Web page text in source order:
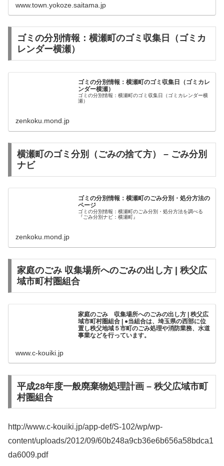
www.town.yokoze.saitama.jp
ゴミの分別情報：横瀬町のゴミ収集日（ゴミカ
レンダー横瀬）
ゴミの分別情報：横瀬町のゴミ収集日（ゴミカレ
ンダー横瀬）
ゴミの分別情報：横瀬町のゴミ収集日（ゴミカレンダー横
瀬）
zenkoku.mond.jp
横瀬町のゴミ分別（ごみの捨て方） – ごみ分別
ナビ
ゴミの分別情報：横瀬町のごみ分別・処分方法の
ページ
ゴミの分別情報：横瀬町のごみ分別・処分方法を調べる
『ごみ分別ナビ：横瀬町』
zenkoku.mond.jp
家庭のごみ 収集場所へのごみの出し方 | 秩父広
域市町村圏組合
家庭のごみ 収集場所へのごみの出し方 | 秩父広
域市町村圏組合 | ●当組合は、埼玉県の西部に位
置し秩父地域５市町のごみ処理や消防業務、水道
事業などを行っています。
www.c-kouiki.jp
平成28年度一般廃棄物処理計画 – 秩父広域市町
村圏組合
http://www.c-kouiki.jp/app-def/S-102/wp/wp-
content/uploads/2012/09/60b248a9cb36e6b656a58bdca1
da6009.pdf